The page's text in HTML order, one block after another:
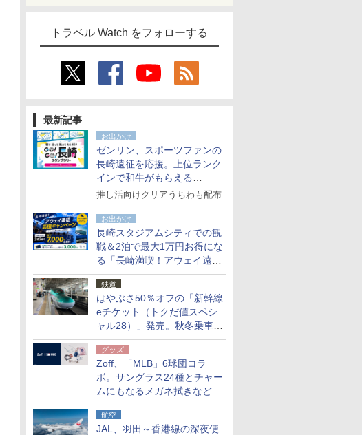
トラベル Watch をフォローする
最新記事
お出かけ
ゼンリン、スポーツファンの
長崎遠征を応援。上位ランク
インで和牛がもらえる
「GO！GO！長崎スタンプラ
推し活向けクリアうちわも配布
お出かけ
長崎スタジアムシティでの観
戦＆2泊で最大1万円お得にな
る「長崎満喫！アウェイ遠征
応援キャンペーン」
鉄道
はやぶさ50％オフの「新幹線
eチケット（トクだ値スペシ
ャル28）」発売。秋冬乗車
分、えきねっと限定
グッズ
Zoff、「MLB」6球団コラ
ボ。サングラス24種とチャー
ムにもなるメガネ拭きなど雑
貨24種
航空
JAL、羽田～香港線の深夜便